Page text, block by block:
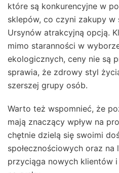
które są konkurencyjne w
sklepów, co czyni zakupy w
Ursynów atrakcyjną opcją.
mimo staranności w
ekologicznych, ceny nie są
sprawia, że zdrowy styl
szerszej grupy osób.
Warto też wspomnieć, że
mają znaczący wpływ na
chętnie dzielą się swoimi
społecznościowych oraz
przyciąga nowych klientów